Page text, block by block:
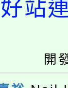
及游泳
低收
惠，
惠，
造教
增能研
造教
好站
開